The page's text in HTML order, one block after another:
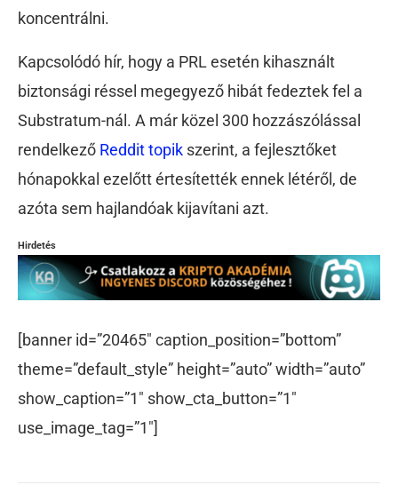
koncentrálni.
Kapcsolódó hír, hogy a PRL esetén kihasznált
biztonsági réssel megegyező hibát fedeztek fel a
Substratum-nál. A már közel 300 hozzászólással
rendelkező Reddit topik szerint, a fejlesztőket
hónapokkal ezelőtt értesítették ennek létéről, de
azóta sem hajlandóak kijavítani azt.
Hirdetés
[banner id=”20465″ caption_position=”bottom”
theme=”default_style” height=”auto” width=”auto”
show_caption=”1″ show_cta_button=”1″
use_image_tag=”1″]